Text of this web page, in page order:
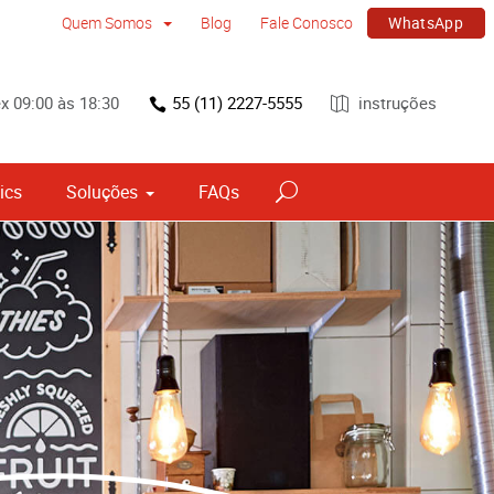
Quem Somos Blog Fale Conosco WhatsApp
09:00 às 18:30 55 (11) 2227-5555 instruções
Soluções FAQs